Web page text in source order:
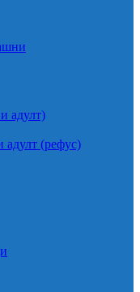
адулт)
адулт (рефус)